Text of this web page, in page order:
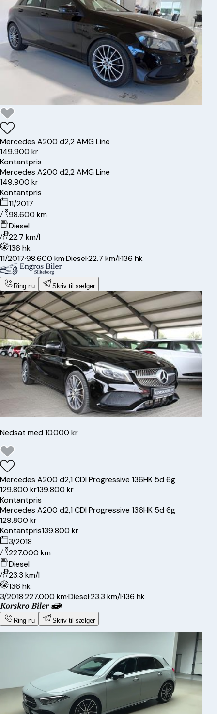
Mercedes A200 d2,2 AMG Line
149.900 kr
Kontantpris
Mercedes A200 d2,2 AMG Line
149.900 kr
Kontantpris
11/2017
98.600 km
Diesel
22.7 km/l
136 hk
11/2017·98.600 km·Diesel·22.7 km/l·136 hk
Ring nu Skriv til sælger
Nedsat med 10.000 kr
Mercedes A200 d2,1 CDI Progressive 136HK 5d 6g
129.800 kr139.800 kr
Kontantpris
Mercedes A200 d2,1 CDI Progressive 136HK 5d 6g
129.800 kr
Kontantpris139.800 kr
3/2018
227.000 km
Diesel
23.3 km/l
136 hk
3/2018·227.000 km·Diesel·23.3 km/l·136 hk
Ring nu Skriv til sælger